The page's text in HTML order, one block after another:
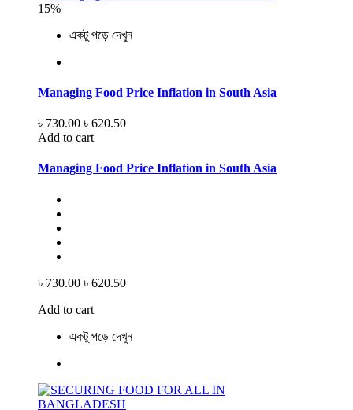
15%
একটু পড়ে দেখুন
Managing Food Price Inflation in South Asia
৳ 730.00 ৳ 620.50
Add to cart
Managing Food Price Inflation in South Asia
৳ 730.00 ৳ 620.50
Add to cart
একটু পড়ে দেখুন